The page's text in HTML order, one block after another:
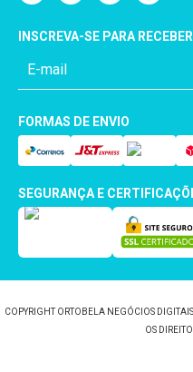
INSCREVA-SE PARA
FORMAS DE ENVIO
SEGURANÇA E
COPYRIGHT ORTOBELA NEGÓCIOS
OS